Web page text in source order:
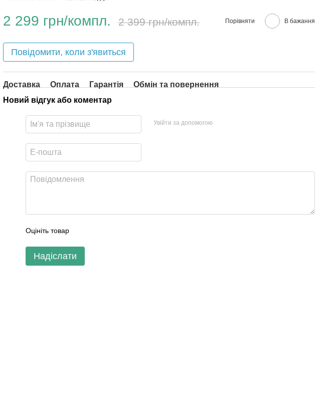
2 299 грн/компл. 2 399 грн/компл. Порівняти В бажання
Повідомити, коли з'явиться
Доставка Оплата Гарантія
Обмін та повернення
Новий відгук або коментар
Увійти за допомогою
Оцініть товар
Надіслати